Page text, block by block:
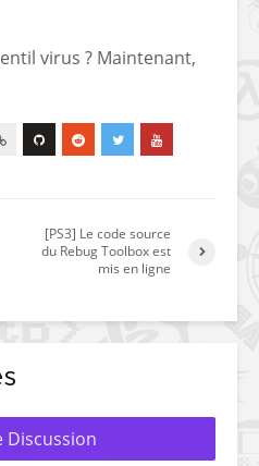
virus ? Maintenant,
[PS3] Le code source
du Rebug Toolbox est
mis en ligne
Discussion